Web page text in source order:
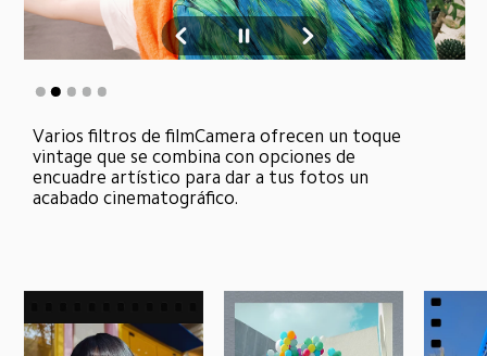
Varios filtros de filmCamera ofrecen un toque
vintage que se combina con opciones de
encuadre artístico para dar a tus fotos un
acabado cinematográfico.